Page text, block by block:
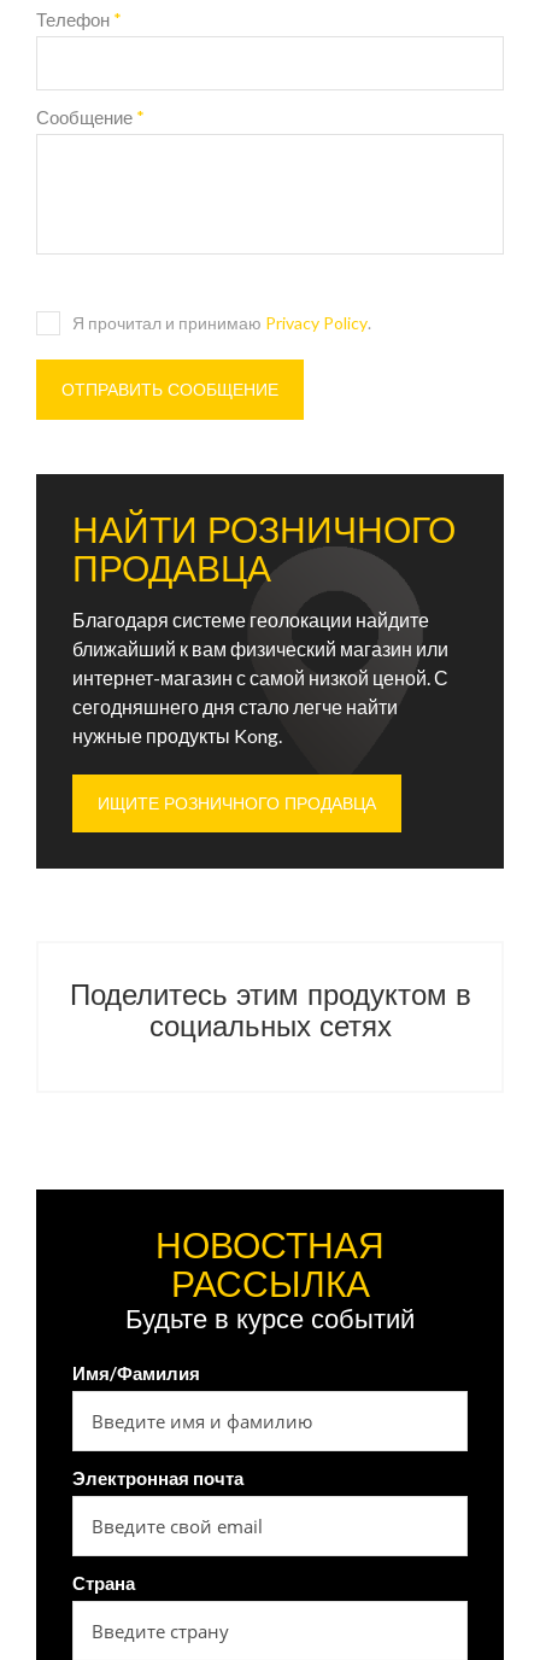
Телефон *
Сообщение *
Я прочитал и принимаю Privacy Policy.
НАЙТИ РОЗНИЧНОГО
ПРОДАВЦА
Благодаря системе геолокации найдите
ближайший к вам физический магазин или
интернет-магазин с самой низкой ценой. С
сегодняшнего дня стало легче найти
нужные продукты Kong.
ИЩИТЕ РОЗНИЧНОГО ПРОДАВЦА
Поделитесь этим продуктом в
социальных сетях
НОВОСТНАЯ
РАССЫЛКА
Будьте в курсе событий
Имя/Фамилия
Электронная почта
Страна